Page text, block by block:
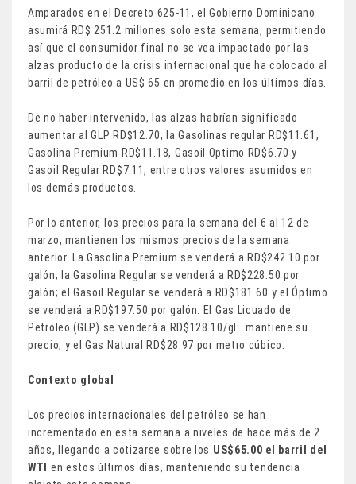
Amparados en el Decreto 625-11, el Gobierno Dominicano
asumirá RD$ 251.2 millones solo esta semana, permitiendo
así que el consumidor final no se vea impactado por las
alzas producto de la crisis internacional que ha colocado al
barril de petróleo a US$ 65 en promedio en los últimos días.
De no haber intervenido, las alzas habrían significado
aumentar al GLP RD$12.70, la Gasolinas regular RD$11.61,
Gasolina Premium RD$11.18, Gasoil Optimo RD$6.70 y
Gasoil Regular RD$7.11, entre otros valores asumidos en
los demás productos.
Por lo anterior, los precios para la semana del 6 al 12 de
marzo, mantienen los mismos precios de la semana
anterior. La Gasolina Premium se venderá a RD$242.10 por
galón; la Gasolina Regular se venderá a RD$228.50 por
galón; el Gasoil Regular se venderá a RD$181.60 y el Óptimo
se venderá a RD$197.50 por galón. El Gas Licuado de
Petróleo (GLP) se venderá a RD$128.10/gl: mantiene su
precio; y el Gas Natural RD$28.97 por metro cúbico.
Contexto global
Los precios internacionales del petróleo se han
incrementado en esta semana a niveles de hace más de 2
años, llegando a cotizarse sobre los US$65.00 el barril del
WTI en estos últimos días, manteniendo su tendencia